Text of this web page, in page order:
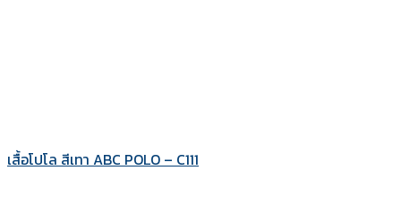
เสื้อโปโล สีเทา ABC POLO – C111